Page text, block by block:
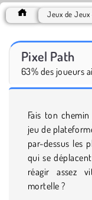
Jeux de
Pixel Path
63% des joueurs
Fais ton
jeu de
par-dessus les
qui se
réagir assez
mortelle ?